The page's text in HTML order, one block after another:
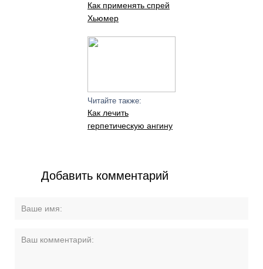
Как применять спрей
Хьюмер
Читайте также:
Как лечить
герпетическую ангину
Добавить комментарий